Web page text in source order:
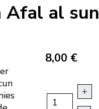
Afal al
8,00 €
+